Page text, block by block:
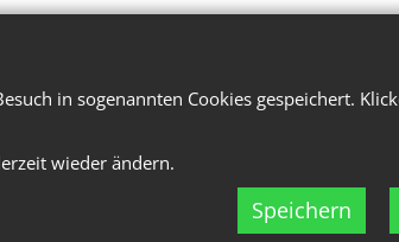
in sogenannten Cookies gespeichert.
wieder ändern.
Speichern